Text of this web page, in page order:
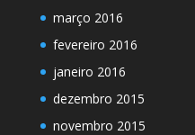
março 2016
fevereiro 2016
janeiro 2016
dezembro 2015
novembro 2015